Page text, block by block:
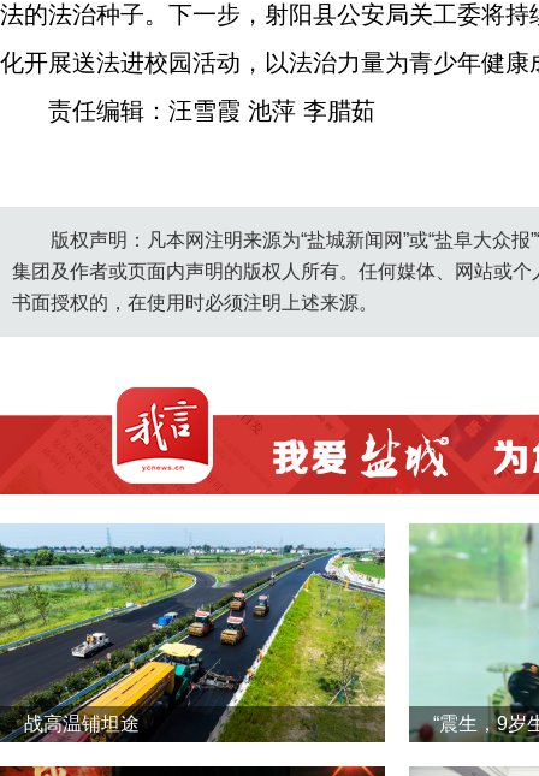
法的法治种子。下一步，射阳县公安局关工委将
化开展送法进校园活动，以法治力量为青少年健康
责任编辑：汪雪霞 池萍 李腊茹
版权声明：凡本网注明来源为“盐城新闻网”或“盐阜大众
集团及作者或页面内声明的版权人所有。任何媒体、网站或
书面授权的，在使用时必须注明上述来源。
战高温铺坦途 “震生，9岁